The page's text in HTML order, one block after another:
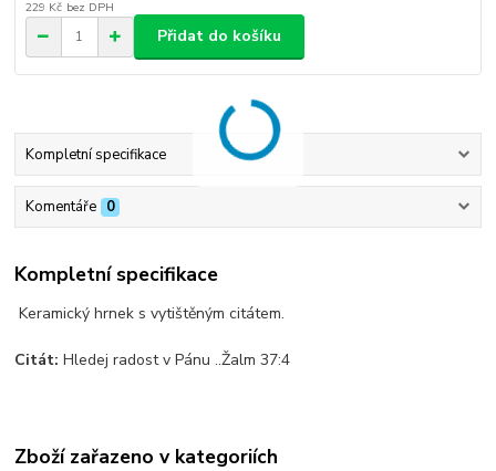
229 Kč bez DPH
Přidat do košíku
Kompletní specifikace
Komentáře 0
Kompletní specifikace
Keramický hrnek s vytištěným citátem.
Citát:Hledej radost v Pánu ..Žalm 37:4
Zboží zařazeno v kategoriích